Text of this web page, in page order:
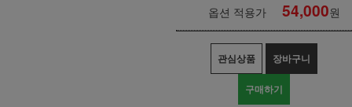
옵션 적용가 54,000원
관심상품 장바구니
구매하기